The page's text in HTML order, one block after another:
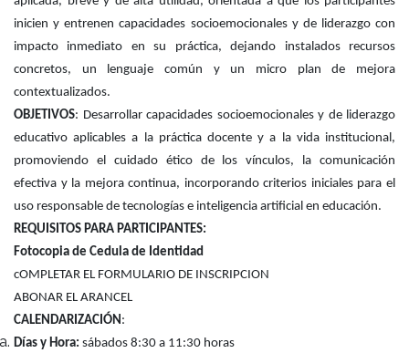
inicien y entrenen capacidades socioemocionales y de liderazgo con
impacto inmediato en su práctica, dejando instalados recursos
concretos, un lenguaje común y un micro plan de mejora
contextualizados.
OBJETIVOS: Desarrollar capacidades socioemocionales y de liderazgo
educativo aplicables a la práctica docente y a la vida institucional,
promoviendo el cuidado ético de los vínculos, la comunicación
efectiva y la mejora continua, incorporando criterios iniciales para el
uso responsable de tecnologías e inteligencia artificial en educación.
REQUISITOS PARA PARTICIPANTES:
Fotocopia de Cedula de Identidad
cOMPLETAR EL FORMULARIO DE INSCRIPCION
ABONAR EL ARANCEL
CALENDARIZACIÓN :
Días y Hora: sábados 8:30 a 11:30 horas